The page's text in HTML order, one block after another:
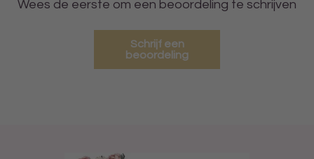
Wees de eerste om een beoordeling te schrijven
Schrijf een
beoordeling